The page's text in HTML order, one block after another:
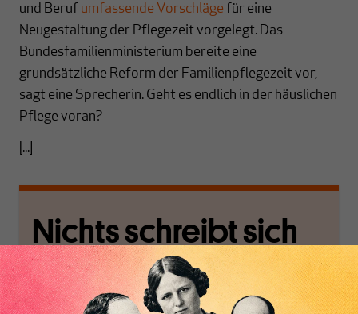
und Beruf umfassende Vorschläge für eine
Neugestaltung der Pflegezeit vorgelegt. Das
Bundesfamilienministerium bereite eine
grundsätzliche Reform der Familienpflegezeit vor,
sagt eine Sprecherin. Geht es endlich in der häuslichen
Pflege voran?
[...]
Nichts schreibt sich
von allein!